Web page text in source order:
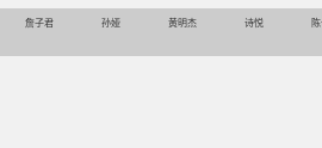
詹子君 孙娅 黄明杰 诗悦